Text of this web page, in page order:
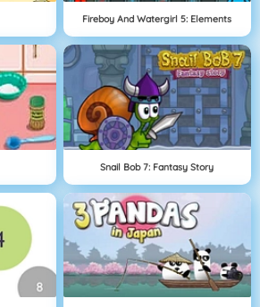
Fireboy And Watergirl 5: Elements
Snail Bob 7: Fantasy Story